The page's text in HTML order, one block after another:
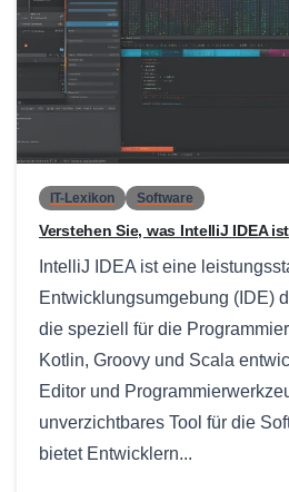
IT-Lexikon Software
Verstehen Sie, was IntelliJ IDEA
IntelliJ IDEA ist eine
Entwicklungsumgebung (IDE)
die speziell für die
Kotlin, Groovy und Scala
Editor und
unverzichtbares Tool für die
bietet Entwicklern...